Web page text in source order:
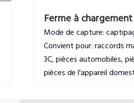
Ferme à
Mode de capture:
Convient pour: raccords
3C, pièces automobiles,
pièces de l'appareil